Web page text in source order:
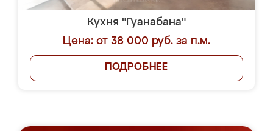
Кухня "Гуанабана"
Цена: от 38 000 руб. за п.м.
ПОДРОБНЕЕ